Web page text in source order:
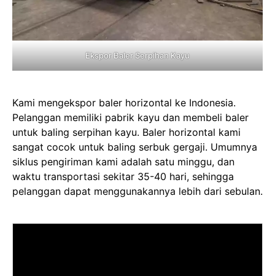
Ekspor Baler Serpihan Kayu
Kami mengekspor baler horizontal ke Indonesia.
Pelanggan memiliki pabrik kayu dan membeli baler
untuk baling serpihan kayu. Baler horizontal kami
sangat cocok untuk baling serbuk gergaji. Umumnya
siklus pengiriman kami adalah satu minggu, dan
waktu transportasi sekitar 35-40 hari, sehingga
pelanggan dapat menggunakannya lebih dari sebulan.